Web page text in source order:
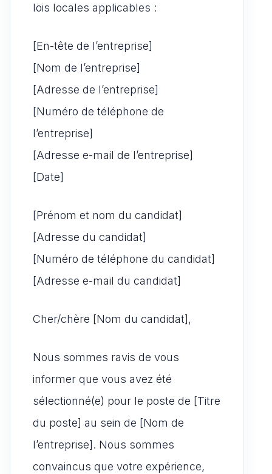
lois locales applicables :
[En-tête de l’entreprise]
[Nom de l’entreprise]
[Adresse de l’entreprise]
[Numéro de téléphone de
l’entreprise]
[Adresse e-mail de l’entreprise]
[Date]
[Prénom et nom du candidat]
[Adresse du candidat]
[Numéro de téléphone du candidat]
[Adresse e-mail du candidat]
Cher/chère [Nom du candidat],
Nous sommes ravis de vous
informer que vous avez été
sélectionné(e) pour le poste de [Titre
du poste] au sein de [Nom de
l’entreprise]. Nous sommes
convaincus que votre expérience,